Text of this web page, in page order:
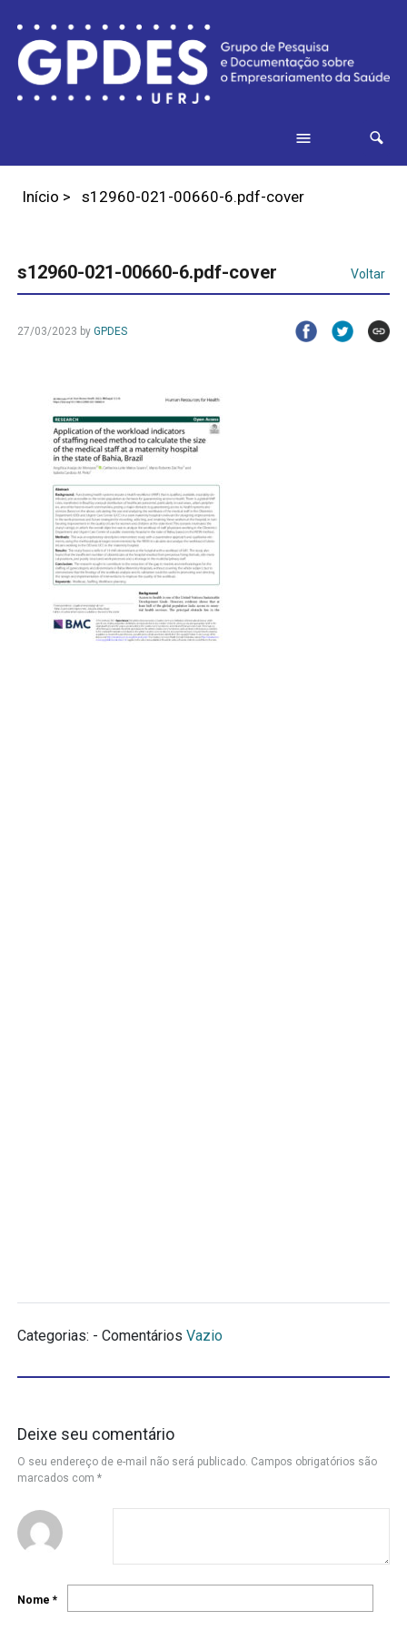
Início > s12960-021-00660-6.pdf-cover
s12960-021-00660-6.pdf-cover Voltar
27/03/2023 by GPDES
Categorias: - Comentários Vazio
Deixe seu comentário
O seu endereço de e-mail não será publicado. Campos obrigatórios são
marcados com *
Nome *